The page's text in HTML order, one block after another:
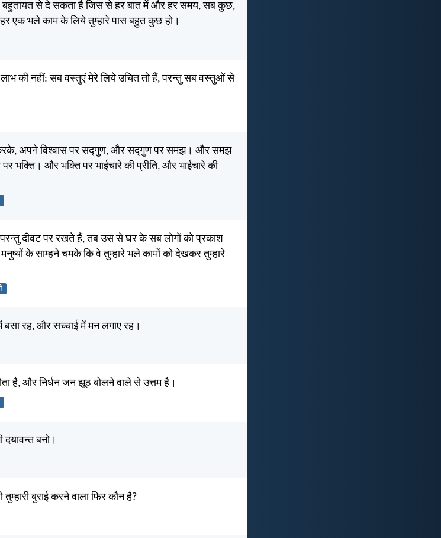
बहुतायत से दे सकता है जिस से हर बात में और हर समय, सब कुछ,
एक भले काम के लिये तुम्हारे पास बहुत कुछ हो।
की नहीं: सब वस्तुएं मेरे लिये उचित तो हैं, परन्तु सब वस्तुओं से
अपने विश्वास पर सद्गुण, और सद्गुण पर समझ। और समझ
और भक्ति पर भाईचारे की प्रीति, और भाईचारे की
दीवट पर रखते हैं, तब उस से घर के सब लोगों को प्रकाश
के साम्हने चमके कि वे तुम्हारे भले कामों को देखकर तुम्हारे
रह, और सच्चाई में मन लगाए रह।
है, और निर्धन जन झूठ बोलने वाले से उत्तम है।
दयावन्त बनो।
बुराई करने वाला फिर कौन है?